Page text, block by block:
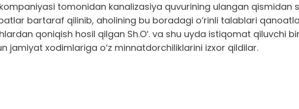
tomonidan kanalizasiya quvurining ulangan qismidan
bartaraf qilinib, aholining bu boradagi o‘rinli talablari
qoniqish hosil qilgan Sh.O‘. va shu uyda istiqomat qiluvchi
xodimlariga o‘z minnatdorchiliklarini izxor qildilar.